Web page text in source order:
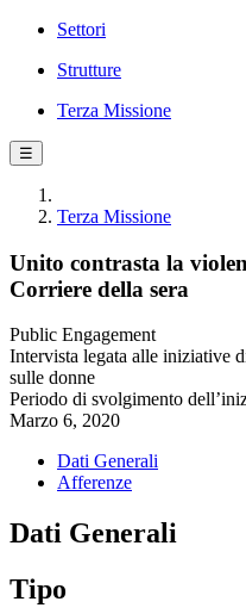
Settori
Strutture
Terza Missione
☰
Terza Missione
Unito contrasta la
Corriere della sera
Public Engagement
Intervista legata alle iniziative
sulle donne
Periodo di svolgimento
Marzo 6, 2020
Dati Generali
Afferenze
Dati Generali
Tipo